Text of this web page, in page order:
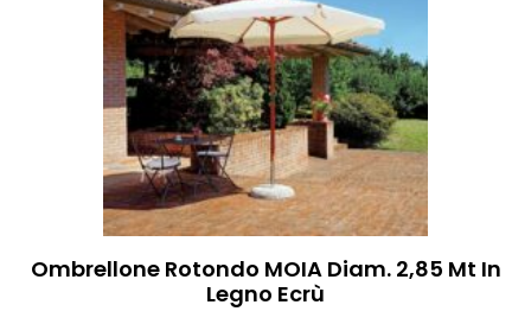
Ombrellone Rotondo MOIA Diam. 2,85 Mt In
Legno Ecrù